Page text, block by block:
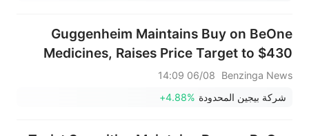
Guggenheim Maintains Buy on BeOne
Medicines, Raises Price Target to $430
Benzinga News
06/08 14:09
شركة بيجين المحدودة +4.88%